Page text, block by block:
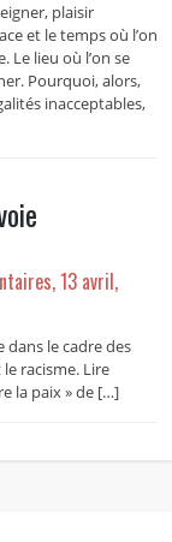
plaisir
et le temps où l’on
Le lieu où l’on se
Pourquoi, alors,
inacceptables,
13 avril,
dans le cadre des
racisme. Lire
la paix » de […]